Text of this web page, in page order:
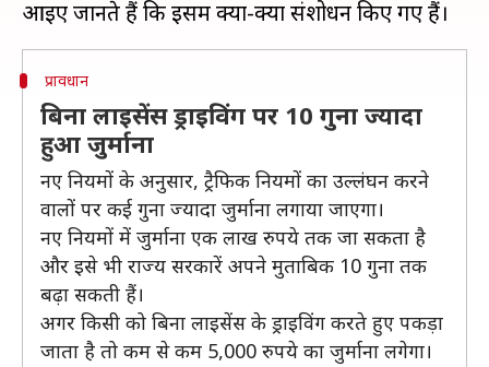
प्रावधान
बिना लाइसेंस ड्राइविंग पर 10 गुना ज्यादा
हुआ जुर्माना
नए नियमों के अनुसार, ट्रैफिक नियमों का उल्लंघन करने
वालों पर कई गुना ज्यादा जुर्माना लगाया जाएगा।
नए नियमों में जुर्माना एक लाख रुपये तक जा सकता है
और इसे भी राज्य सरकारें अपने मुताबिक 10 गुना तक
बढ़ा सकती हैं।
अगर किसी को बिना लाइसेंस के ड्राइविंग करते हुए पकड़ा
जाता है तो कम से कम 5,000 रुपये का जुर्माना लगेगा।